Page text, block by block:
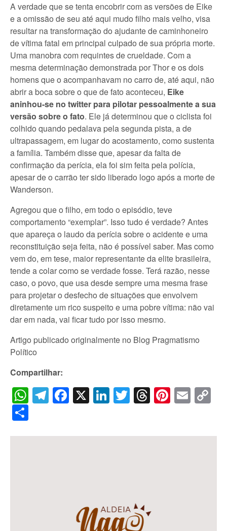
A verdade que se tenta encobrir com as versões de Eike
e a omissão de seu até aqui mudo filho mais velho, visa
resultar na transformação do ajudante de caminhoneiro
de vítima fatal em principal culpado de sua própria morte.
Uma manobra com requintes de crueldade. Com a
mesma determinação demonstrada por Thor e os dois
homens que o acompanhavam no carro de, até aqui, não
abrir a boca sobre o que de fato aconteceu, Eike
aninhou-se no twitter para pilotar pessoalmente a sua
versão sobre o fato. Ele já determinou que o ciclista foi
colhido quando pedalava pela segunda pista, a de
ultrapassagem, em lugar do acostamento, como sustenta
a família. Também disse que, apesar da falta de
confirmação da perícia, ela foi sim feita pela polícia,
apesar de o carrão ter sido liberado logo após a morte de
Wanderson.
Agregou que o filho, em todo o episódio, teve
comportamento “exemplar”. Isso tudo é verdade? Antes
que apareça o laudo da perícia sobre o acidente e uma
reconstituição seja feita, não é possível saber. Mas como
vem do, em tese, maior representante da elite brasileira,
tende a colar como se verdade fosse. Terá razão, nesse
caso, o povo, que usa desde sempre uma mesma frase
para projetar o desfecho de situações que envolvem
diretamente um rico suspeito e uma pobre vítima: não vai
dar em nada, vai ficar tudo por isso mesmo.
Artigo publicado originalmente no Blog Pragmatismo
Político
Compartilhar:
WhatsApp
Telegram
Facebook
X LinkedIn
Twitter
Threads